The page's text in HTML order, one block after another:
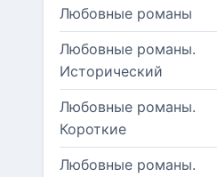
Любовные романы
Любовные романы.
Исторический
Любовные романы.
Короткие
Любовные романы.